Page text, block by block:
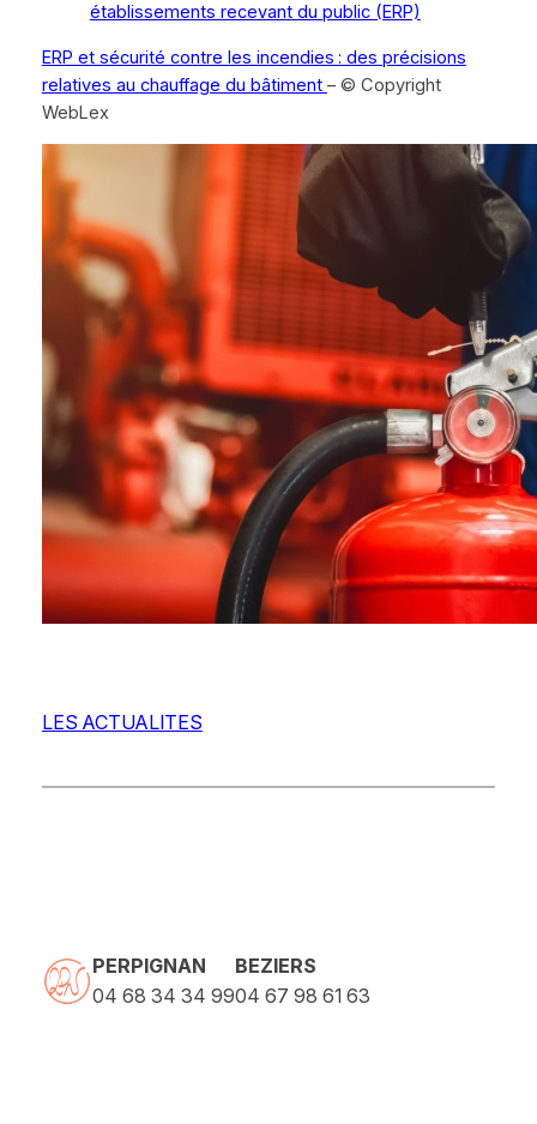
établissements recevant du public (ERP)
ERP et sécurité contre les incendies : des précisions
relatives au chauffage du bâtiment – © Copyright
WebLex
LES ACTUALITES
PERPIGNAN
04 68 34 34 99
BEZIERS
04 67 98 61 63